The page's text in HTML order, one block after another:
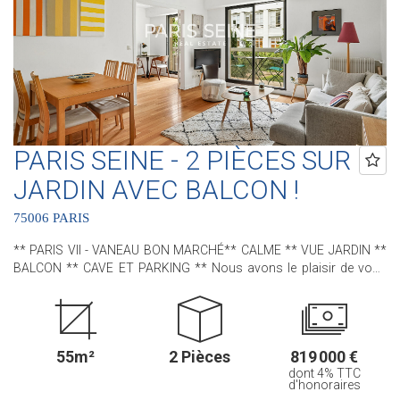
PARIS SEINE - 2 PIÈCES SUR
JARDIN AVEC BALCON !
75006 PARIS
** PARIS VII - VANEAU BON MARCHÉ** CALME ** VUE JARDIN **
BALCON ** CAVE ET PARKING ** Nous avons le plaisir de vous
Jardins Catherine Labouré et du Bon Marché. Situé au 1er étage
avec ascenseur au sein d'une résidence des années 1970, il est au
calme absolu grâce à sa vue sur le jardin intérieur de la
copropriété. D'une superficie loi Carrez de 52.72 m2, il comprend :
une entrée avec des rangements, un séjour/une salle à manger,
une cuisine aménagée et équipée, une chambre, une salle de bains
55m² 2 Pièces 819 000 €
dont 4% TTC
d'honoraires